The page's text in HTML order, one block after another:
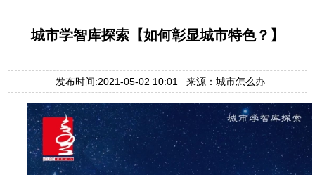
城市学智库探索【如何彰显城市特色？】
发布时间:2021-05-02 10:01 来源：城市怎么办